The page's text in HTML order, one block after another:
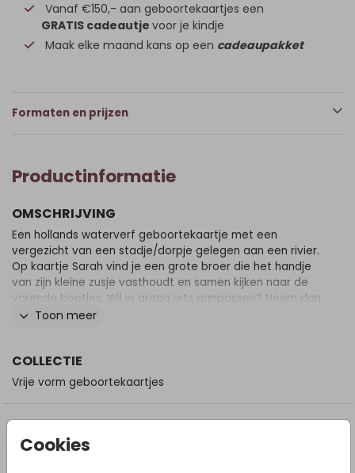
Cookies
Vanaf €150,- aan geboortekaartjes een
GRATIS cadeautje voor je kindje
Maak elke maand kans op een cadeaupakket
Formaten en prijzen
Productinformatie
OMSCHRIJVING
Een hollands waterverf geboortekaartje met een
vergezicht van een stadje/dorpje gelegen aan een rivier.
Op kaartje Sarah vind je een grote broer die het handje
van zijn kleine zusje vasthoudt en samen kijken naar de
varende bootjes. Wil je graag iets aanpassen? Neem dan
een kijkje in onze editor voor alle opties.
Toon meer
COLLECTIE
Vrije vorm geboortekaartjes
DIT VIND JE MISSCHIEN OOK LEUK